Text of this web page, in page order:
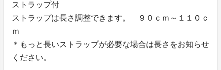
ストラップ付
ストラップは長さ調整できます。 ９０ｃｍ～１１０ｃ
ｍ
＊もっと長いストラップが必要な場合は長さをお知らせ
ください。